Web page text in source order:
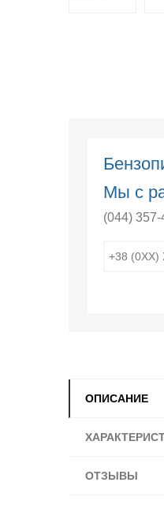
Мы с
(044)
ОПИСАНИЕ
ОТЗЫВЫ